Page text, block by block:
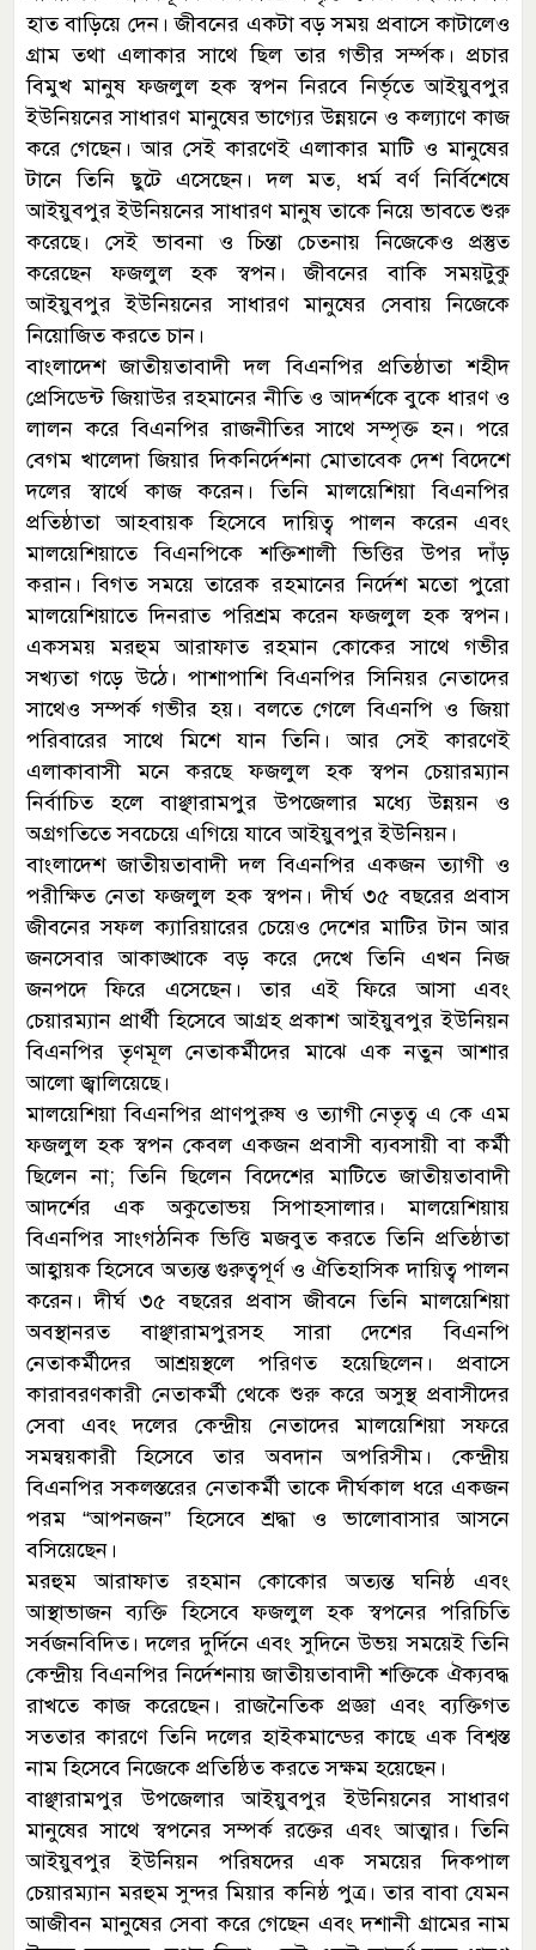
হাত বাড়িয়ে দেন। জীবনের একটা বড় সময় প্রবাসে কাটালেও
গ্রাম তথা এলাকার সাথে ছিল তার গভীর সর্ম্পক। প্রচার
বিমুখ মানুষ ফজলুল হক স্বপন নিরবে নির্ভৃতে আইয়ুবপুর
ইউনিয়নের সাধারণ মানুষের ভাগ্যের উন্নয়নে ও কল্যাণে কাজ
করে গেছেন। আর সেই কারণেই এলাকার মাটি ও মানুষের
টানে তিনি ছুটে এসেছেন। দল মত, ধর্ম বর্ণ নির্বিশেষে
আইয়ুবপুর ইউনিয়নের সাধারণ মানুষ তাকে নিয়ে ভাবতে শুরু
করেছে। সেই ভাবনা ও চিন্তা চেতনায় নিজেকেও প্রস্তুত
করেছেন ফজলুল হক স্বপন। জীবনের বাকি সময়টুকু
আইয়ুবপুর ইউনিয়নের সাধারণ মানুষের সেবায় নিজেকে
নিয়োজিত করতে চান।
বাংলাদেশ জাতীয়তাবাদী দল বিএনপির প্রতিষ্ঠাতা শহীদ
প্রেসিডেন্ট জিয়াউর রহমানের নীতি ও আদর্শকে বুকে ধারণ ও
লালন করে বিএনপির রাজনীতির সাথে সম্পৃক্ত হন। পরে
বেগম খালেদা জিয়ার দিকনির্দেশনা মোতাবেক দেশ বিদেশে
দলের স্বার্থে কাজ করেন। তিনি মালয়েশিয়া বিএনপির
প্রতিষ্ঠাতা আহবায়ক হিসেবে দায়িত্ব পালন করেন এবং
মালয়েশিয়াতে বিএনপিকে শক্তিশালী ভিত্তির উপর দাঁড়
করান। বিগত সময়ে তারেক রহমানের নির্দেশ মতো পুরো
মালয়েশিয়াতে দিনরাত পরিশ্রম করেন ফজলুল হক স্বপন।
একসময় মরহুম আরাফাত রহমান কোকের সাথে গভীর
সখ্যতা গড়ে উঠে। পাশাপাশি বিএনপির সিনিয়র নেতাদের
সাথেও সম্পর্ক গভীর হয়। বলতে গেলে বিএনপি ও জিয়া
পরিবারের সাথে মিশে যান তিনি। আর সেই কারণেই
এলাকাবাসী মনে করছে ফজলুল হক স্বপন চেয়ারম্যান
নির্বাচিত হলে বাঞ্ছারামপুর উপজেলার মধ্যে উন্নয়ন ও
অগ্রগতিতে সবচেয়ে এগিয়ে যাবে আইয়ুবপুর ইউনিয়ন।
বাংলাদেশ জাতীয়তাবাদী দল বিএনপির একজন ত্যাগী ও
পরীক্ষিত নেতা ফজলুল হক স্বপন। দীর্ঘ ৩৫ বছরের প্রবাস
জীবনের সফল ক্যারিয়ারের চেয়েও দেশের মাটির টান আর
জনসেবার আকাঙ্খাকে বড় করে দেখে তিনি এখন নিজ
জনপদে ফিরে এসেছেন। তার এই ফিরে আসা এবং
চেয়ারম্যান প্রার্থী হিসেবে আগ্রহ প্রকাশ আইয়ুবপুর ইউনিয়ন
বিএনপির তৃণমূল নেতাকর্মীদের মাঝে এক নতুন আশার
আলো জ্বালিয়েছে।
মালয়েশিয়া বিএনপির প্রাণপুরুষ ও ত্যাগী নেতৃত্ব এ কে এম
ফজলুল হক স্বপন কেবল একজন প্রবাসী ব্যবসায়ী বা কর্মী
ছিলেন না; তিনি ছিলেন বিদেশের মাটিতে জাতীয়তাবাদী
আদর্শের এক অকুতোভয় সিপাহসালার। মালয়েশিয়ায়
বিএনপির সাংগঠনিক ভিত্তি মজবুত করতে তিনি প্রতিষ্ঠাতা
আহ্বায়ক হিসেবে অত্যন্ত গুরুত্বপূর্ণ ও ঐতিহাসিক দায়িত্ব পালন
করেন। দীর্ঘ ৩৫ বছরের প্রবাস জীবনে তিনি মালয়েশিয়া
অবস্থানরত বাঞ্ছারামপুরসহ সারা দেশের বিএনপি
নেতাকর্মীদের আশ্রয়স্থলে পরিণত হয়েছিলেন। প্রবাসে
কারাবরণকারী নেতাকর্মী থেকে শুরু করে অসুস্থ প্রবাসীদের
সেবা এবং দলের কেন্দ্রীয় নেতাদের মালয়েশিয়া সফরে
সমন্বয়কারী হিসেবে তার অবদান অপরিসীম। কেন্দ্রীয়
বিএনপির সকলস্তরের নেতাকর্মী তাকে দীর্ঘকাল ধরে একজন
পরম “আপনজন” হিসেবে শ্রদ্ধা ও ভালোবাসার আসনে
বসিয়েছেন।
মরহুম আরাফাত রহমান কোকোর অত্যন্ত ঘনিষ্ঠ এবং
আস্থাভাজন ব্যক্তি হিসেবে ফজলুল হক স্বপনের পরিচিতি
সর্বজনবিদিত। দলের দুর্দিনে এবং সুদিনে উভয় সময়েই তিনি
কেন্দ্রীয় বিএনপির নির্দেশনায় জাতীয়তাবাদী শক্তিকে ঐক্যবদ্ধ
রাখতে কাজ করেছেন। রাজনৈতিক প্রজ্ঞা এবং ব্যক্তিগত
সততার কারণে তিনি দলের হাইকমান্ডের কাছে এক বিশ্বস্ত
নাম হিসেবে নিজেকে প্রতিষ্ঠিত করতে সক্ষম হয়েছেন।
বাঞ্ছারামপুর উপজেলার আইয়ুবপুর ইউনিয়নের সাধারণ
মানুষের সাথে স্বপনের সম্পর্ক রক্তের এবং আত্মার। তিনি
আইয়ুবপুর ইউনিয়ন পরিষদের এক সময়ের দিকপাল
চেয়ারম্যান মরহুম সুন্দর মিয়ার কনিষ্ঠ পুত্র। তার বাবা যেমন
আজীবন মানুষের সেবা করে গেছেন এবং দশানী গ্রামের নাম